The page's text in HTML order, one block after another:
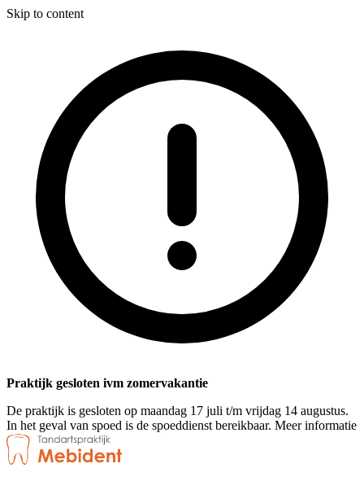
Skip to content
Praktijk gesloten ivm zomervakantie
De praktijk is gesloten op maandag 17 juli t/m vrijdag 14 augustus.
In het geval van spoed is de spoeddienst bereikbaar. Meer informatie